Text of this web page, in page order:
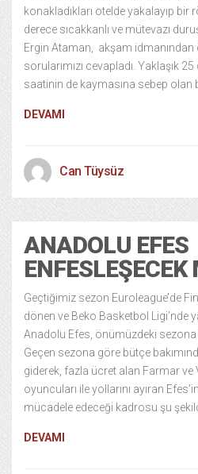
konakladıkları otelde yakalayıp
derece sıcakkanlı ve mütevazı
Ergin Ataman, akşam idmanından
sorularımızı cevapladı. Yaklaşık
saatinin de kaymasına sebep olan
DEVAMI
Can Tüysüz
ANADOLU EFES
ENFESLEŞECEK
Geçtiğimiz sezon Euroleague’de
dönen ve Beko Basketbol Ligi’nde
Anadolu Efes, önümüzdeki sezona
Geçen sezona göre bütçe
giderek, fazla ücret alan Farmar
oyuncuları ile yollarını ayıran
mücadele edeceği kadrosu şu
DEVAMI